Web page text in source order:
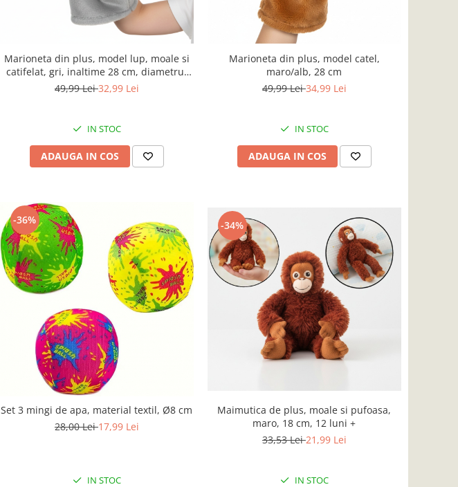
Marioneta din plus, model lup, moale si
catifelat, gri, inaltime 28 cm, diametrul
baza 15 cm
49,99 Lei32,99 Lei
IN STOC
ADAUGA IN COS
Marioneta din plus, model catel,
maro/alb, 28 cm
49,99 Lei34,99 Lei
IN STOC
ADAUGA IN COS
-36%
Set 3 mingi de apa, material textil, Ø8 cm
28,00 Lei17,99 Lei
IN STOC
-34%
Maimutica de plus, moale si pufoasa,
maro, 18 cm, 12 luni +
33,53 Lei21,99 Lei
IN STOC